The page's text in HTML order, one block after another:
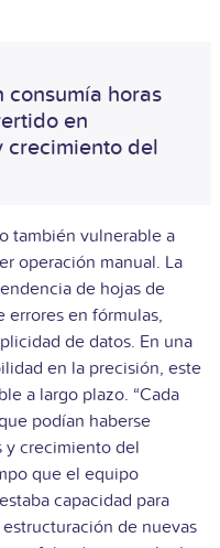
consumía horas
en
crecimiento del
también vulnerable a
operación manual. La
de hojas de
errores en fórmulas,
de datos. En una
en la precisión, este
a largo plazo. “Cada
podían haberse
y crecimiento del
que el equipo
capacidad para
de nuevas